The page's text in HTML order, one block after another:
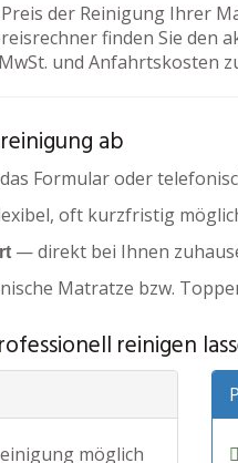
der Reinigung Ihrer
finden Sie den
und Anfahrtskosten
ab
Formular oder
oft kurzfristig
— direkt bei Ihnen
Matratze bzw.
reinigen
möglich